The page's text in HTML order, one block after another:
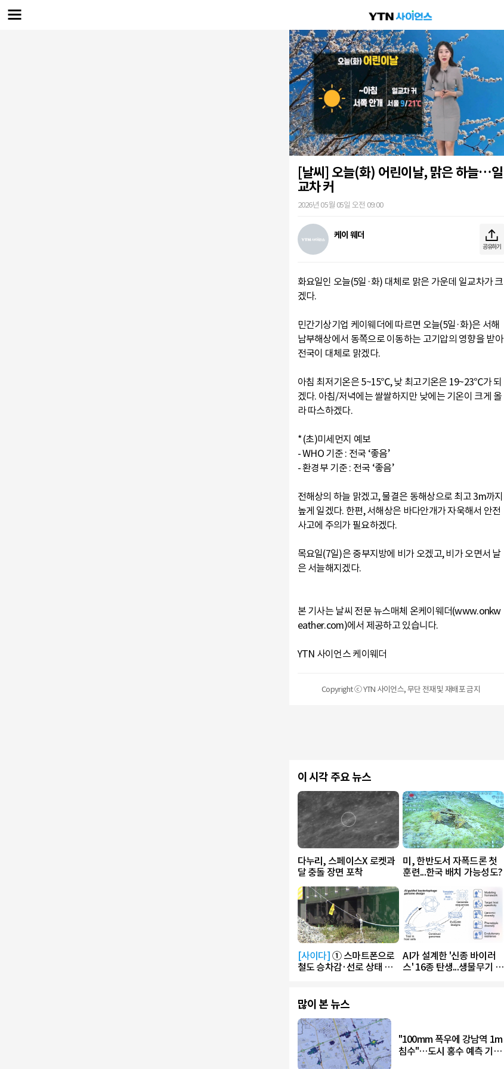
[날씨] 오늘(화) 어린이날, 맑은 하늘…일
교차 커
2026년 05월 05일 오전 09:00
케이 웨더
공유하기
화요일인 오늘(5일·화) 대체로 맑은 가운데 일교차가 크
겠다.
민간기상기업 케이웨더에 따르면 오늘(5일·화)은 서해
남부해상에서 동쪽으로 이동하는 고기압의 영향을 받아
전국이 대체로 맑겠다.
아침 최저기온은 5~15℃, 낮 최고기온은 19~23℃가 되
겠다. 아침/저녁에는 쌀쌀하지만 낮에는 기온이 크게 올
라 따스하겠다.
* (초)미세먼지 예보
- WHO 기준 : 전국 ‘좋음’
- 환경부 기준 : 전국 ‘좋음’
전해상의 하늘 맑겠고, 물결은 동해상으로 최고 3m까지
높게 일겠다. 한편, 서해상은 바다안개가 자욱해서 안전
사고에 주의가 필요하겠다.
목요일(7일)은 중부지방에 비가 오겠고, 비가 오면서 날
은 서늘해지겠다.
본 기사는 날씨 전문 뉴스매체 온케이웨더(www.onkw
eather.com)에서 제공하고 있습니다.
YTN 사이언스 케이웨더
Copyright ⓒ YTN 사이언스, 무단 전재 및 재배포 금지
이 시각 주요 뉴스
다누리, 스페이스X 로켓과
달 충돌 장면 포착
미, 한반도서 자폭드론 첫
훈련...한국 배치 가능성도?
[사이다] ① 스마트폰으로
철도 승차감·선로 상태 측
AI가 설계한 '신종 바이러
스' 16종 탄생...생물무기 악
많이 본 뉴스
"100mm 폭우에 강남역 1m
침수"…도시 홍수 예측 기술